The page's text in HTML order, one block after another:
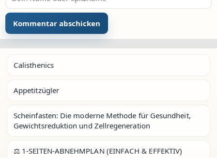
Calisthenics
Appetitzügler
Scheinfasten: Die moderne Methode für Gesundheit,
Gewichtsreduktion und Zellregeneration
⚖️ 1-SEITEN-ABNEHMPLAN (EINFACH & EFFEKTIV)